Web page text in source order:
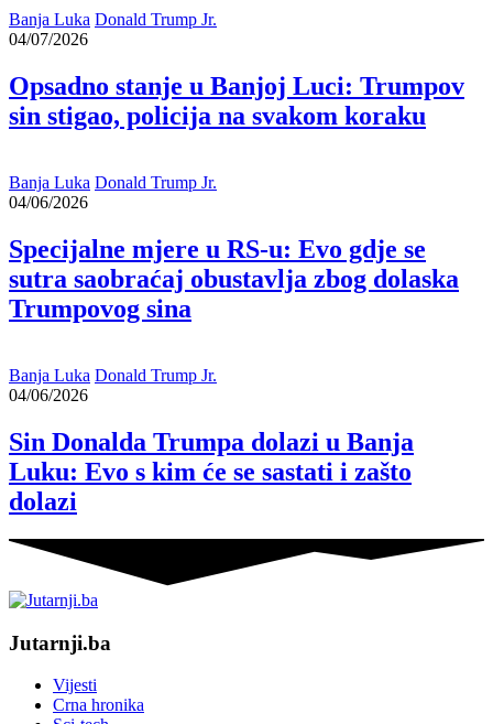
Banja Luka Donald Trump Jr.
04/07/2026
Opsadno stanje u Banjoj Luci: Trumpov
sin stigao, policija na svakom koraku
Banja Luka Donald Trump Jr.
04/06/2026
Specijalne mjere u RS-u: Evo gdje se
sutra saobraćaj obustavlja zbog dolaska
Trumpovog sina
Banja Luka Donald Trump Jr.
04/06/2026
Sin Donalda Trumpa dolazi u Banja
Luku: Evo s kim će se sastati i zašto
dolazi
Jutarnji.ba
Vijesti
Crna hronika